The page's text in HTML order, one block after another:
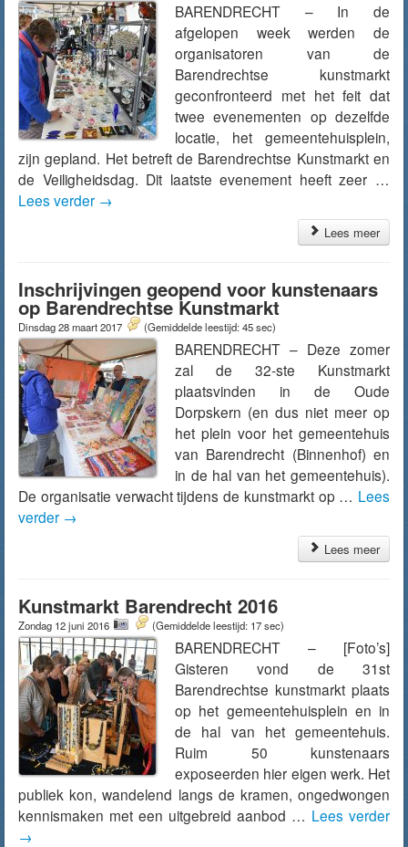
BARENDRECHT – In de
afgelopen week werden de
organisatoren van de
Barendrechtse kunstmarkt
geconfronteerd met het feit dat
twee evenementen op dezelfde
locatie, het gemeentehuisplein,
zijn gepland. Het betreft de Barendrechtse Kunstmarkt en
de Veiligheidsdag. Dit laatste evenement heeft zeer …
Lees verder →
Lees meer
Inschrijvingen geopend voor kunstenaars
op Barendrechtse Kunstmarkt
Dinsdag 28 maart 2017 (Gemiddelde leestijd: 45 sec)
BARENDRECHT – Deze zomer
zal de 32-ste Kunstmarkt
plaatsvinden in de Oude
Dorpskern (en dus niet meer op
het plein voor het gemeentehuis
van Barendrecht (Binnenhof) en
in de hal van het gemeentehuis).
De organisatie verwacht tijdens de kunstmarkt op … Lees
verder →
Lees meer
Kunstmarkt Barendrecht 2016
Zondag 12 juni 2016 (Gemiddelde leestijd: 17 sec)
BARENDRECHT – [Foto’s]
Gisteren vond de 31st
Barendrechtse kunstmarkt plaats
op het gemeentehuisplein en in
de hal van het gemeentehuis.
Ruim 50 kunstenaars
exposeerden hier eigen werk. Het
publiek kon, wandelend langs de kramen, ongedwongen
kennismaken met een uitgebreid aanbod … Lees verder
→